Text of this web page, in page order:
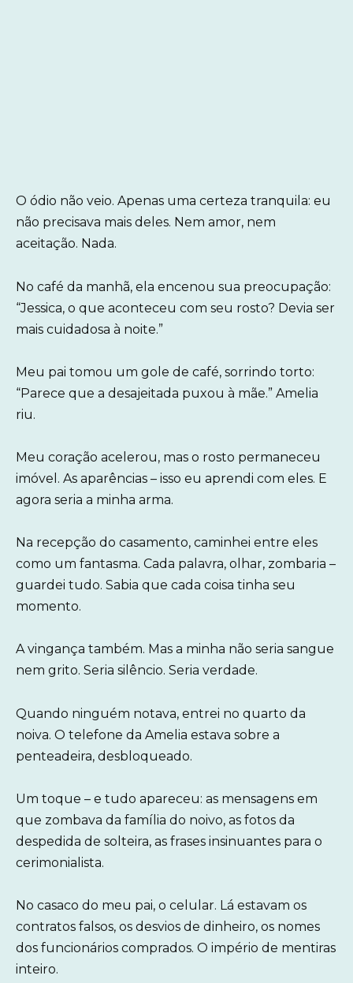
O ódio não veio. Apenas uma certeza tranquila: eu
não precisava mais deles. Nem amor, nem
aceitação. Nada.
No café da manhã, ela encenou sua preocupação:
“Jessica, o que aconteceu com seu rosto? Devia ser
mais cuidadosa à noite.”
Meu pai tomou um gole de café, sorrindo torto:
“Parece que a desajeitada puxou à mãe.” Amelia
riu.
Meu coração acelerou, mas o rosto permaneceu
imóvel. As aparências – isso eu aprendi com eles. E
agora seria a minha arma.
Na recepção do casamento, caminhei entre eles
como um fantasma. Cada palavra, olhar, zombaria –
guardei tudo. Sabia que cada coisa tinha seu
momento.
A vingança também. Mas a minha não seria sangue
nem grito. Seria silêncio. Seria verdade.
Quando ninguém notava, entrei no quarto da
noiva. O telefone da Amelia estava sobre a
penteadeira, desbloqueado.
Um toque – e tudo apareceu: as mensagens em
que zombava da família do noivo, as fotos da
despedida de solteira, as frases insinuantes para o
cerimonialista.
No casaco do meu pai, o celular. Lá estavam os
contratos falsos, os desvios de dinheiro, os nomes
dos funcionários comprados. O império de mentiras
inteiro.